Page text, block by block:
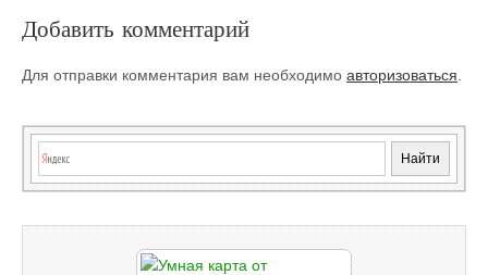
Добавить комментарий
Для отправки комментария вам необходимо авторизоваться